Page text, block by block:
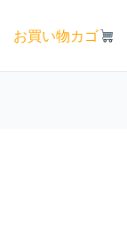
お買い物カゴ